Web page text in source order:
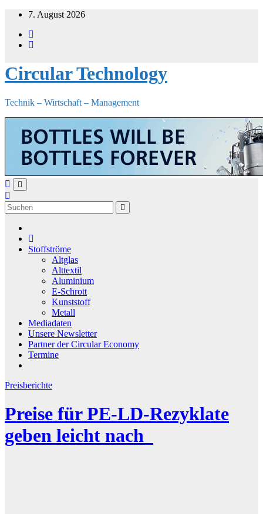
Zum
springen
7. August 2026
Circular Technology
Technik – Wirtschaft – Management
Stoffströme
Altglas
Alttextil
Aluminium
E-Schrott
Kunststoff
Metall
Mediadaten
Unsere Newsletter
Partner der Circular Economy
Termine
Preisberichte
Preise für PE-LD-Rezyklate
geben leicht nach